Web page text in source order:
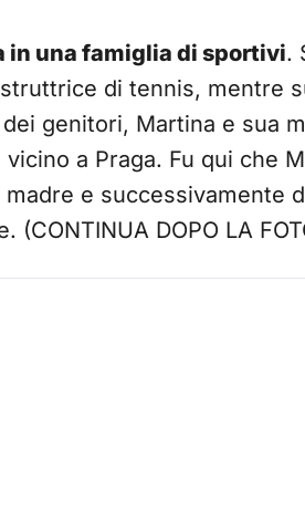
in una famiglia di sportivi.
di tennis, mentre
genitori, Martina e sua
a Praga. Fu qui che
e successivamente
(CONTINUA DOPO LA